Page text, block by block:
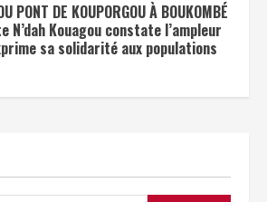
PONT DE KOUPORGOU À BOUKOMBÉ
N’dah Kouagou constate l’ampleur
sa solidarité aux populations